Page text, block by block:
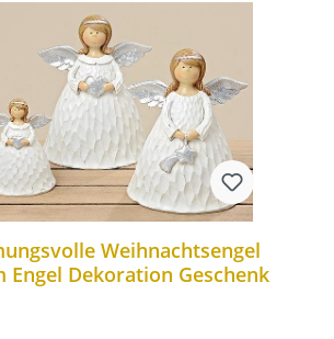
Weihnachtsengel
Engel Dekoration Geschenk